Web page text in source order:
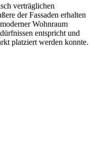
verträglichen
der Fassaden erhalten
Wohnraum
entspricht und
platziert werden konnte.